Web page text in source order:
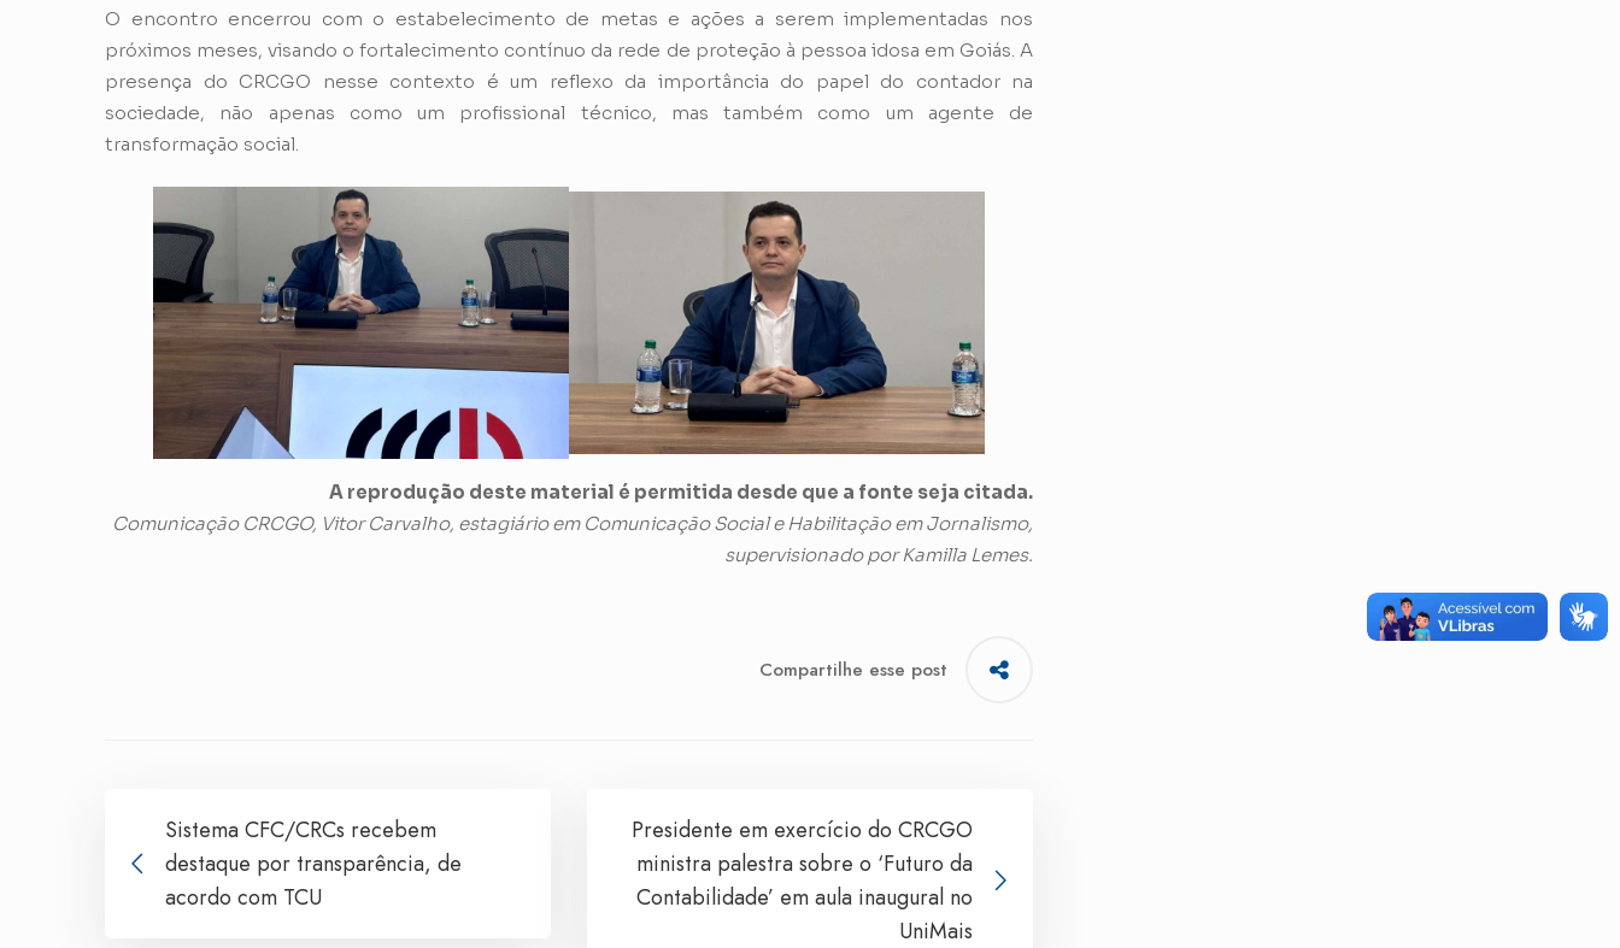
O encontro encerrou com o estabelecimento de metas e ações a serem implementadas nos
próximos meses, visando o fortalecimento contínuo da rede de proteção à pessoa idosa em Goiás. A
presença do CRCGO nesse contexto é um reflexo da importância do papel do contador na
sociedade, não apenas como um profissional técnico, mas também como um agente de
transformação social.
A reprodução deste material é permitida desde que a fonte seja citada.
Comunicação CRCGO, Vitor Carvalho, estagiário em Comunicação Social e Habilitação em Jornalismo,
supervisionado por Kamilla Lemes.
Compartilhe esse post
Sistema CFC/CRCs recebem
destaque por transparência, de
acordo com TCU
Presidente em exercício do CRCGO
ministra palestra sobre o ‘Futuro da
Contabilidade’ em aula inaugural no
UniMais